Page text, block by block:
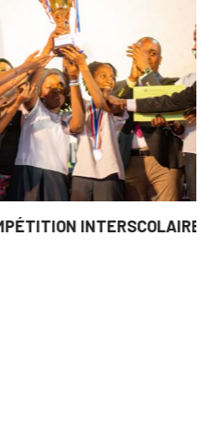
INTERSCOLAIRE